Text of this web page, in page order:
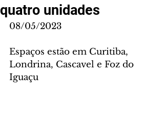
quatro unidades
08/05/2023
Espaços estão em Curitiba,
Londrina, Cascavel e Foz do
Iguaçu